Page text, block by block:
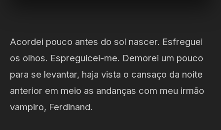
Acordei pouco antes do sol nascer. Esfreguei
os olhos. Espreguicei-me. Demorei um pouco
para se levantar, haja vista o cansaço da noite
anterior em meio as andanças com meu irmão
vampiro, Ferdinand.